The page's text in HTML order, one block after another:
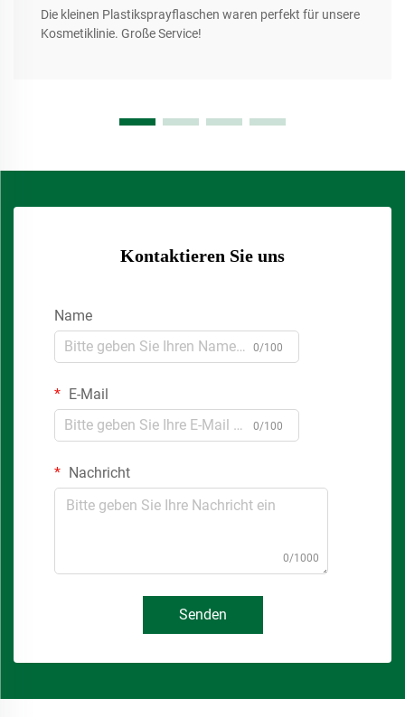
Die kleinen Plastiksprayflaschen waren perfekt für unsere
Kosmetiklinie. Große Service!
Kontaktieren Sie uns
Name
0/100
E-Mail
0/100
Nachricht
0/1000
Senden